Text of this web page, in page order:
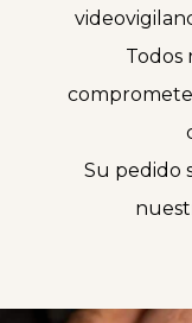
Todos
Su pedido